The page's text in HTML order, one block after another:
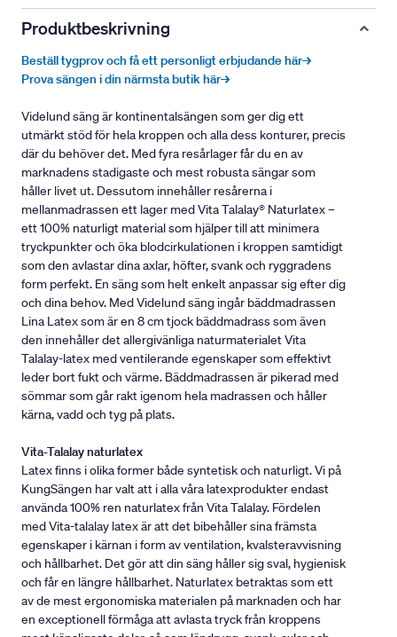
Produktbeskrivning
Beställ tygprov och få ett personligt erbjudande här→
Prova sängen i din närmsta butik här→
Videlund säng är kontinentalsängen som ger dig ett
utmärkt stöd för hela kroppen och alla dess konturer, precis
där du behöver det. Med fyra resårlager får du en av
marknadens stadigaste och mest robusta sängar som
håller livet ut. Dessutom innehåller resårerna i
mellanmadrassen ett lager med Vita Talalay® Naturlatex –
ett 100% naturligt material som hjälper till att minimera
tryckpunkter och öka blodcirkulationen i kroppen samtidigt
som den avlastar dina axlar, höfter, svank och ryggradens
form perfekt. En säng som helt enkelt anpassar sig efter dig
och dina behov. Med Videlund säng ingår bäddmadrassen
Lina Latex som är en 8 cm tjock bäddmadrass som även
den innehåller det allergivänliga naturmaterialet Vita
Talalay-latex med ventilerande egenskaper som effektivt
leder bort fukt och värme. Bäddmadrassen är pikerad med
sömmar som går rakt igenom hela madrassen och håller
kärna, vadd och tyg på plats.
Vita-Talalay naturlatex
Latex finns i olika former både syntetisk och naturligt. Vi på
KungSängen har valt att i alla våra latexprodukter endast
använda 100% ren naturlatex från Vita Talalay. Fördelen
med Vita-talalay latex är att det bibehåller sina främsta
egenskaper i kärnan i form av ventilation, kvalsteravvisning
och hållbarhet. Det gör att din säng håller sig sval, hygienisk
och får en längre hållbarhet. Naturlatex betraktas som ett
av de mest ergonomiska materialen på marknaden och har
en exceptionell förmåga att avlasta tryck från kroppens